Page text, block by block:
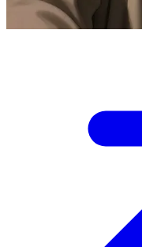
Show more